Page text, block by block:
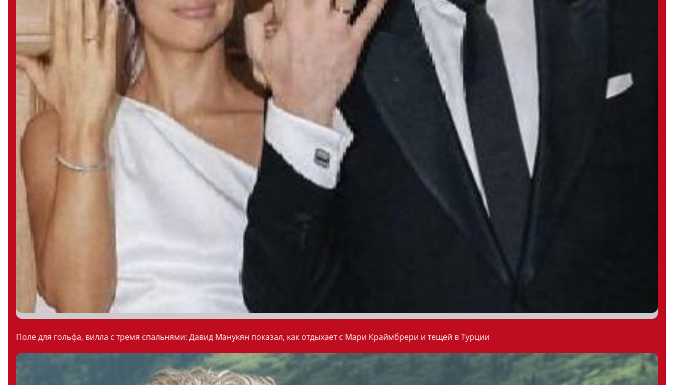
Поле для гольфа, вилла с тремя спальнями: Давид Манукян показал, как отдыхает с Мари Краймбрери и тещей в Турции